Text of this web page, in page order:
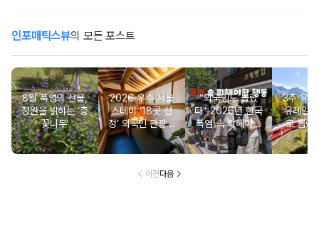
인포매틱스뷰의 모든 포스트
8월 폭염의 선물,
정원을 밝히는 ‘층
꽃나무’
2026 우수 서울
스테이 ‘18곳 선
정’ 외국인 관광객
도 ‘서울인’처럼
“외국인도 놀랐
다” 2026년 한국
폭염 속 피해야할
활동은?
3주 유
유레일
로 뽑아
이전다음